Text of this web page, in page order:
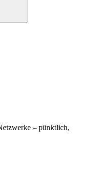
– pünktlich,